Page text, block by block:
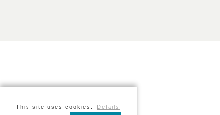
This site uses cookies. Details